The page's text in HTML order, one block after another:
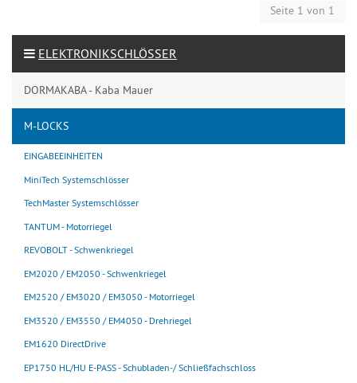
Seite 1 von 1
ELEKTRONIKSCHLÖSSER
DORMAKABA - Kaba Mauer
M-LOCKS
EINGABEEINHEITEN
MiniTech Systemschlösser
TechMaster Systemschlösser
TANTUM - Motorriegel
REVOBOLT - Schwenkriegel
EM2020 / EM2050 - Schwenkriegel
EM2520 / EM3020 / EM3050 - Motorriegel
EM3520 / EM3550 / EM4050 - Drehriegel
EM1620 DirectDrive
EP1750 HL/HU E-PASS - Schubladen-/ Schließfachschloss